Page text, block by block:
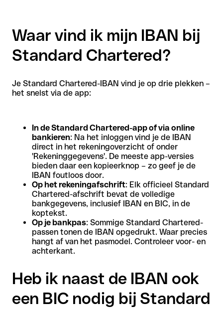
Waar vind ik mijn IBAN bij
Standard Chartered?
Je Standard Chartered-IBAN vind je op drie plekken –
het snelst via de app:
In de Standard Chartered-app of via online
bankieren: Na het inloggen vind je de IBAN
direct in het rekeningoverzicht of onder
'Rekeninggegevens'. De meeste app-versies
bieden daar een kopieerknop – zo geef je de
IBAN foutloos door.
Op het rekeningafschrift: Elk officieel Standard
Chartered-afschrift bevat de volledige
bankgegevens, inclusief IBAN en BIC, in de
koptekst.
Op je bankpas: Sommige Standard Chartered-
passen tonen de IBAN opgedrukt. Waar precies
hangt af van het pasmodel. Controleer voor- en
achterkant.
Heb ik naast de IBAN ook
een BIC nodig bij Standard